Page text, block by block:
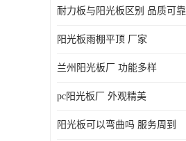
耐力板与阳光板区别 品质可靠
阳光板雨棚平顶 厂家
兰州阳光板厂 功能多样
pc阳光板厂 外观精美
阳光板可以弯曲吗 服务周到